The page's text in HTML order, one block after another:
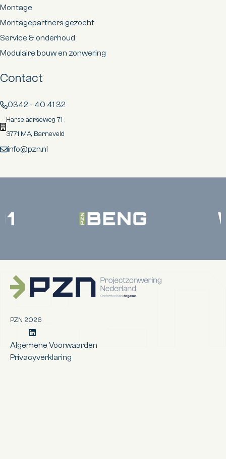
Montage
Montagepartners gezocht
Service & onderhoud
Modulaire bouw en zonwering
Contact
0342 - 40 41 32
Harselaarseweg 71
3771 MA, Barneveld
info@pzn.nl
Terug naar de startpagina
PZN 2026
@ProjectZonweringNederland
Algemene Voorwaarden
Privacyverklaring